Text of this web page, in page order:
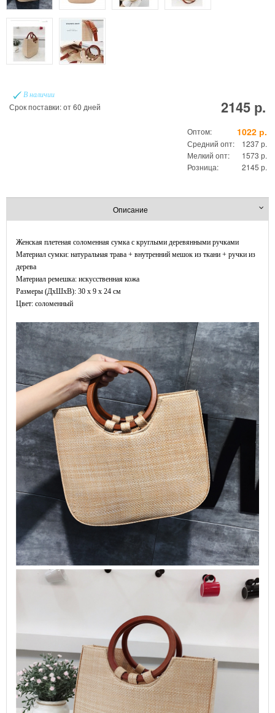
В наличии
Срок поставки: от 60 дней 2145 р.
Оптом: 1022 р.
Средний опт:
1237 р.
Мелкий опт:
1573 р.
Розница:
2145 р.
Описание
Женская плетеная соломенная сумка с круглыми деревянными ручками
Материал сумки: натуральная трава + внутренний мешок из ткани + ручки из
дерева
Материал ремешка: искусственная кожа
Размеры (ДxШхВ): 30 x 9 x 24 см
Цвет: соломенный